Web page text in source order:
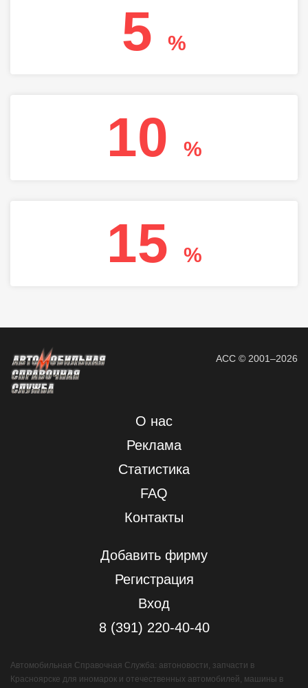
5 %
10 %
15 %
АСС © 2001–2026
О нас
Реклама
Статистика
FAQ
Контакты
Добавить фирму
Регистрация
Вход
8 (391) 220-40-40
Автомобильная Справочная Служба: автоновости, запчасти в
Красноярске для иномарок и отечественных автомобилей, машины в